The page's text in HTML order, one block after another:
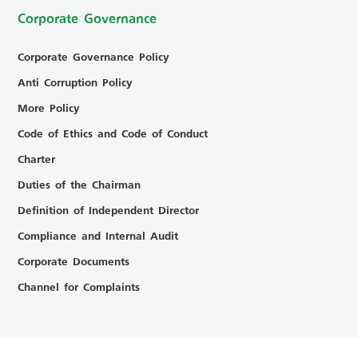
Corporate Governance
Corporate Governance Policy
Anti Corruption Policy
More Policy
Code of Ethics and Code of Conduct
Charter
Duties of the Chairman
Definition of Independent Director
Compliance and Internal Audit
Corporate Documents
Channel for Complaints